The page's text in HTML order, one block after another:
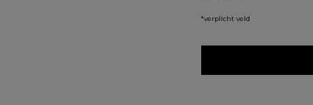
*verplicht veld